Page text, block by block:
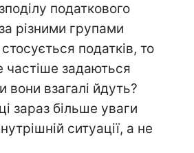
податкового
різними групами
податків, то
частіше задаються
вони взагалі йдуть?
зараз більше уваги
ситуації, а не